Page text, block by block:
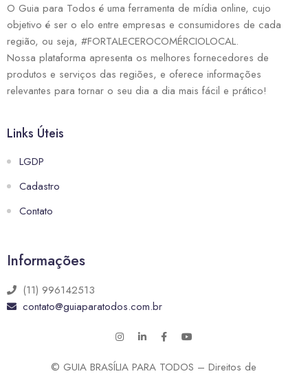
O Guia para Todos é uma ferramenta de mídia online, cujo
objetivo é ser o elo entre empresas e consumidores de cada
região, ou seja, #FORTALECEROCOMÉRCIOLOCAL.
Nossa plataforma apresenta os melhores fornecedores de
produtos e serviços das regiões, e oferece informações
relevantes para tornar o seu dia a dia mais fácil e prático!
Links Úteis
LGDP
Cadastro
Contato
Informações
(11) 996142513
contato@guiaparatodos.com.br
© GUIA BRASÍLIA PARA TODOS – Direitos de